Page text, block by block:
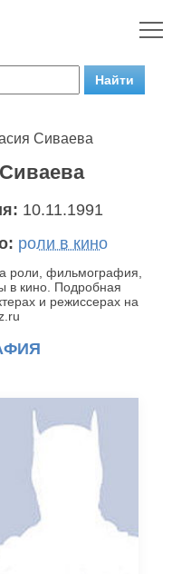
Сиваева
10.11.1991
роли в кино
роли, фильмография,
в кино. Подробная
и режиссерах на